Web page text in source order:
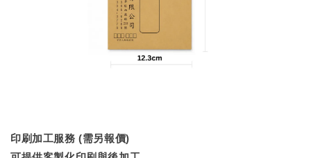
印刷加工服務 (需另報價)